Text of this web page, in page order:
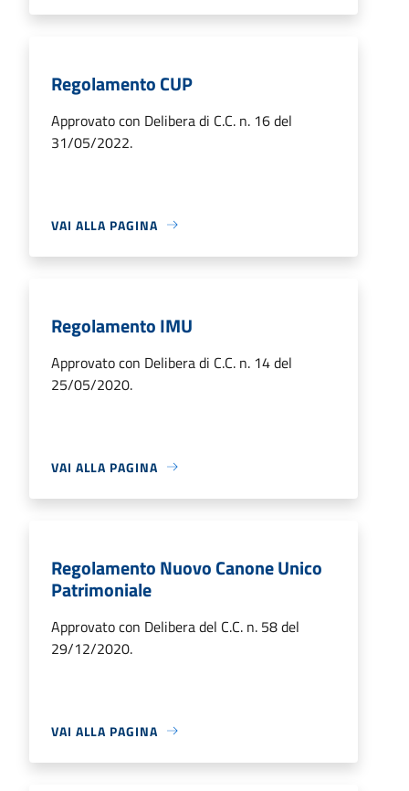
Regolamento CUP
Approvato con Delibera di C.C. n. 16 del
31/05/2022.
VAI ALLA PAGINA
Regolamento IMU
Approvato con Delibera di C.C. n. 14 del
25/05/2020.
VAI ALLA PAGINA
Regolamento Nuovo Canone Unico
Patrimoniale
Approvato con Delibera del C.C. n. 58 del
29/12/2020.
VAI ALLA PAGINA